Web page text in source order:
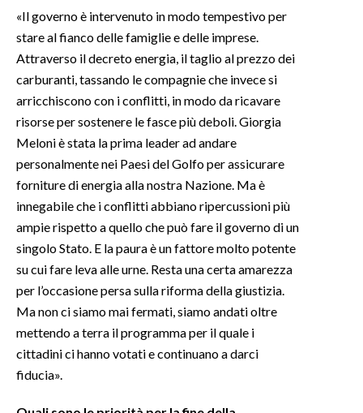
«Il governo è intervenuto in modo tempestivo per
stare al fianco delle famiglie e delle imprese.
Attraverso il decreto energia, il taglio al prezzo dei
carburanti, tassando le compagnie che invece si
arricchiscono con i conflitti, in modo da ricavare
risorse per sostenere le fasce più deboli. Giorgia
Meloni è stata la prima leader ad andare
personalmente nei Paesi del Golfo per assicurare
forniture di energia alla nostra Nazione. Ma è
innegabile che i conflitti abbiano ripercussioni più
ampie rispetto a quello che può fare il governo di un
singolo Stato. E la paura è un fattore molto potente
su cui fare leva alle urne. Resta una certa amarezza
per l’occasione persa sulla riforma della giustizia.
Ma non ci siamo mai fermati, siamo andati oltre
mettendo a terra il programma per il quale i
cittadini ci hanno votati e continuano a darci
fiducia».